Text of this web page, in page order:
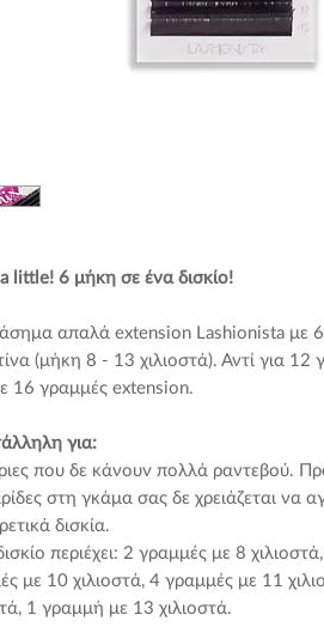
little! 6 μήκη σε ένα δισκίο!
απαλά extension Lashionista με
(μήκη 8 - 13 χιλιοστά). Αντί για 12
16 γραμμές extension.
για:
που δε κάνουν πολλά ραντεβού.
στη γκάμα σας δε χρειάζεται να
δισκία.
περιέχει: 2 γραμμές με 8
με 10 χιλιοστά, 4 γραμμές με 11
1 γραμμή με 13 χιλιοστά.